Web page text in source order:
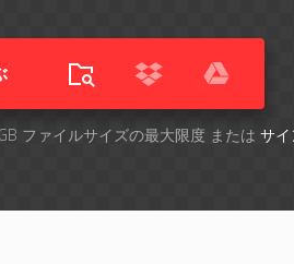
ファイルサイズの最大限度 または サ